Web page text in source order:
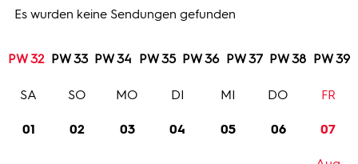
Meldungen
Programm
Es wurden keine Sendungen gefunden
PW 32 PW 33 PW 34 PW 35 PW 36 PW 37 PW 38 PW 39
01
SA
02
SO
03
MO
04
DI
05
MI
06
DO
07
FR